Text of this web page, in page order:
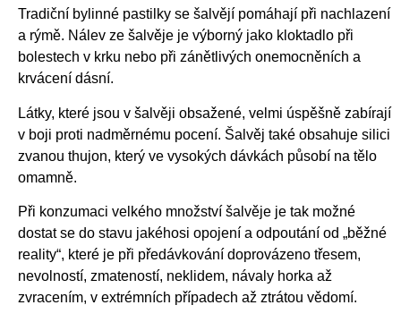
Tradiční bylinné pastilky se šalvějí pomáhají při nachlazení
a rýmě. Nálev ze šalvěje je výborný jako kloktadlo při
bolestech v krku nebo při zánětlivých onemocněních a
krvácení dásní.
Látky, které jsou v šalvěji obsažené, velmi úspěšně zabírají
v boji proti nadměrnému pocení. Šalvěj také obsahuje silici
zvanou thujon, který ve vysokých dávkách působí na tělo
omamně.
Při konzumaci velkého množství šalvěje je tak možné
dostat se do stavu jakéhosi opojení a odpoutání od „běžné
reality“, které je při předávkování doprovázeno třesem,
nevolností, zmateností, neklidem, návaly horka až
zvracením, v extrémních případech až ztrátou vědomí.